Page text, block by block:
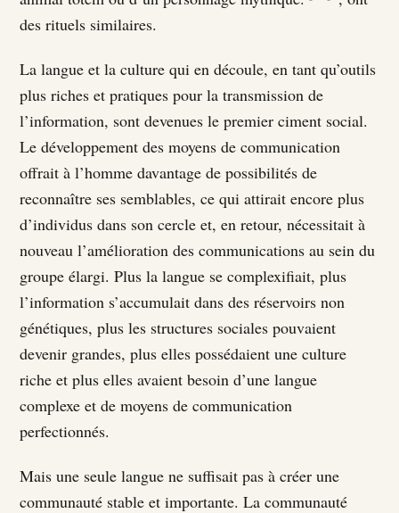
des rituels similaires.
La langue et la culture qui en découle, en tant qu’outils
plus riches et pratiques pour la transmission de
l’information, sont devenues le premier ciment social.
Le développement des moyens de communication
offrait à l’homme davantage de possibilités de
reconnaître ses semblables, ce qui attirait encore plus
d’individus dans son cercle et, en retour, nécessitait à
nouveau l’amélioration des communications au sein du
groupe élargi. Plus la langue se complexifiait, plus
l’information s’accumulait dans des réservoirs non
génétiques, plus les structures sociales pouvaient
devenir grandes, plus elles possédaient une culture
riche et plus elles avaient besoin d’une langue
complexe et de moyens de communication
perfectionnés.
Mais une seule langue ne suffisait pas à créer une
communauté stable et importante. La communauté